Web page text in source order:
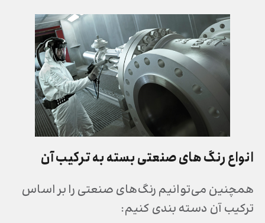
انواع رنگ های صنعتیبسته به ترکیب آن
همچنین می‌توانیم رنگ‌های صنعتی را بر اساس
ترکیب آن دسته بندی کنیم: